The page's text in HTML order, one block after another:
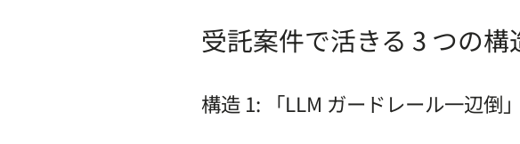
受託案件で活きる 3 つの構
構造 1: 「LLM ガードレール一辺倒